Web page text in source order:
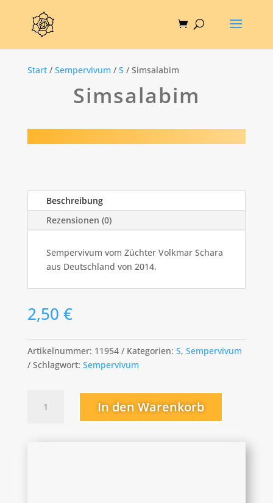
Start/ Sempervivum / S / Simsalabim
Simsalabim
Beschreibung
Rezensionen (0)
Sempervivum vom Züchter Volkmar Schara
aus Deutschland von 2014.
2,50 €
Artikelnummer: 11954 Kategorien: S, Sempervivum
Schlagwort: Sempervivum
Menge
In den Warenkorb